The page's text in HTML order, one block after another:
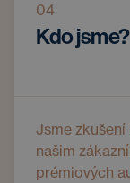
04
Kdo jsme?
Jsme
našim
prémiových